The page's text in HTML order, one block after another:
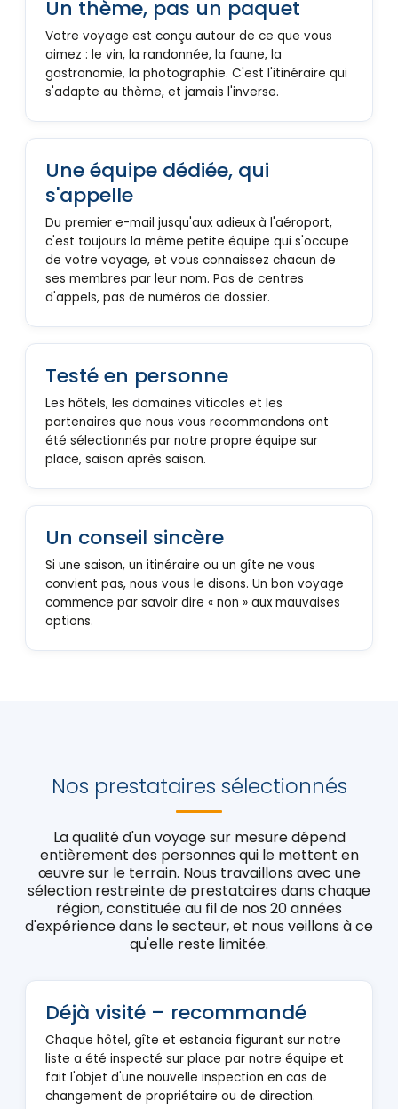
Un thème, pas un paquet
Votre voyage est conçu autour de ce que vous
aimez : le vin, la randonnée, la faune, la
gastronomie, la photographie. C'est l'itinéraire qui
s'adapte au thème, et jamais l'inverse.
Une équipe dédiée, qui
s'appelle
Du premier e-mail jusqu'aux adieux à l'aéroport,
c'est toujours la même petite équipe qui s'occupe
de votre voyage, et vous connaissez chacun de
ses membres par leur nom. Pas de centres
d'appels, pas de numéros de dossier.
Testé en personne
Les hôtels, les domaines viticoles et les
partenaires que nous vous recommandons ont
été sélectionnés par notre propre équipe sur
place, saison après saison.
Un conseil sincère
Si une saison, un itinéraire ou un gîte ne vous
convient pas, nous vous le disons. Un bon voyage
commence par savoir dire « non » aux mauvaises
options.
Nos prestataires sélectionnés
La qualité d'un voyage sur mesure dépend
entièrement des personnes qui le mettent en
œuvre sur le terrain. Nous travaillons avec une
sélection restreinte de prestataires dans chaque
région, constituée au fil de nos 20 années
d'expérience dans le secteur, et nous veillons à ce
qu'elle reste limitée.
Déjà visité – recommandé
Chaque hôtel, gîte et estancia figurant sur notre
liste a été inspecté sur place par notre équipe et
fait l'objet d'une nouvelle inspection en cas de
changement de propriétaire ou de direction.